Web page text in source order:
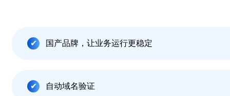
国产品牌，让业务运行更稳定
自动域名验证